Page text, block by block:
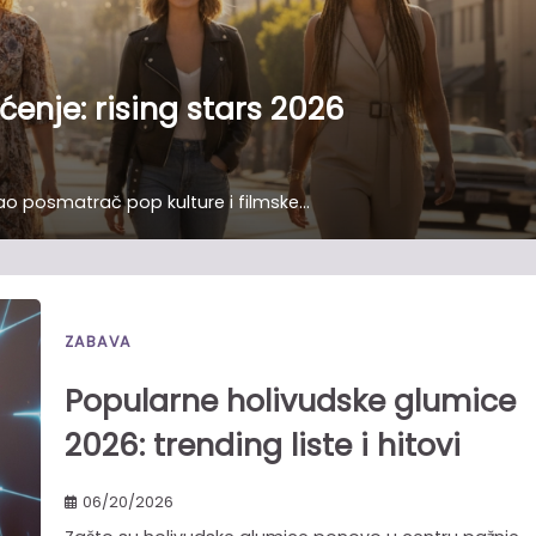
rising stars 2026
posmatrač pop kulture i filmske…
ZABAVA
Popularne holivudske glumice
2026: trending liste i hitovi
06/20/2026